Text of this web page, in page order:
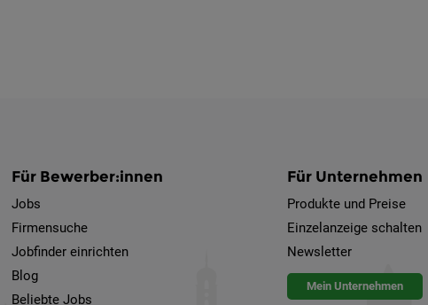
Für Bewerber:innen
Jobs
Firmensuche
Jobfinder einrichten
Blog
Beliebte Jobs
Für Unternehmen
Produkte und Preise
Einzelanzeige schalten
Newsletter
Mein Unternehmen